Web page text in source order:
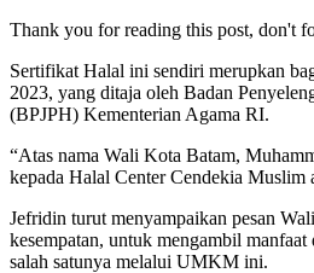
Thank you for reading this post, don't
Sertifikat Halal ini sendiri merupkan
2023, yang ditaja oleh Badan
(BPJPH) Kementerian Agama RI.
“Atas nama Wali Kota Batam,
kepada Halal Center Cendekia Muslim
Jefridin turut menyampaikan pesan
kesempatan, untuk mengambil
salah satunya melalui UMKM ini.